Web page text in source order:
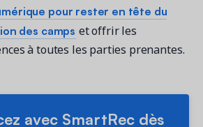
pour rester en tête du
des camps et offrir les
à toutes les parties prenantes.
avec SmartRec dès